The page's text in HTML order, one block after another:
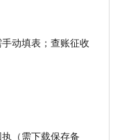
动填表；查账征收
（需下载保存备